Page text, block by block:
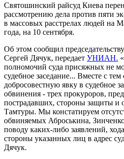
Святошинский райсуд Киева
рассмотрению дела против пяти
в массовых расстрелах людей на
года, на 10 сентября.
Об этом сообщил
Сергей Дячук, передает УНИАН.
полномочий суда присяжных не
судебное заседание... Вместе с
добросовестную явку в судебное
обвинения - трех прокуроров,
пострадавших, стороны защиты
Тамтуры. Мы констатируем
обвиняемых Аброськина,
поводу каких-либо заявлений,
стороны указанных лиц в адрес
Дячук.